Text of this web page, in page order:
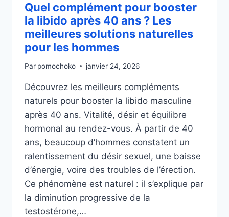
:
LES
MEILLEURES
ALTERNATIVES
NATURELLES
2026
Quel complément pour booster
la libido après 40 ans ? Les
meilleures solutions naturelles
pour les hommes
Par pomochoko janvier 24, 2026
Découvrez les meilleurs compléments
naturels pour booster la libido masculine
après 40 ans. Vitalité, désir et équilibre
hormonal au rendez-vous. À partir de 40
ans, beaucoup d’hommes constatent un
ralentissement du désir sexuel, une baisse
d’énergie, voire des troubles de l’érection.
Ce phénomène est naturel : il s’explique par
la diminution progressive de la
testostérone,…